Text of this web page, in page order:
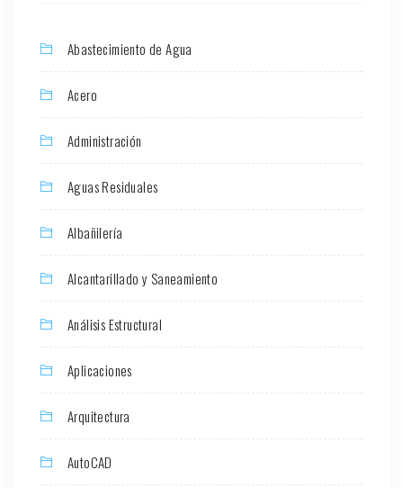
Abastecimiento de Agua
Acero
Administración
Aguas Residuales
Albañilería
Alcantarillado y Saneamiento
Análisis Estructural
Aplicaciones
Arquitectura
AutoCAD